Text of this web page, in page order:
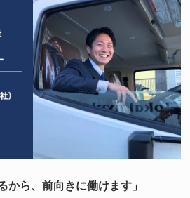
から、前向きに働けます」